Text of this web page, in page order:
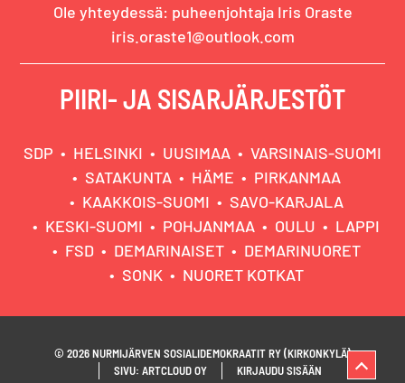
Ole yhteydessä: puheenjohtaja Iris Oraste
iris.oraste1@outlook.com
PIIRI- JA SISARJÄRJESTÖT
SDP HELSINKI UUSIMAA
VARSINAIS-SUOMI
SATAKUNTA
HÄME
PIRKANMAA
KAAKKOIS-SUOMI
SAVO-KARJALA
KESKI-SUOMI
POHJANMAA OULU
LAPPI
FSD
DEMARINAISET
DEMARINUORET
SONK
NUORET KOTKAT
© 2026 NURMIJÄRVEN SOSIALIDEMOKRAATIT RY (KIRKONKYLÄ)
SIVU: ARTCLOUD OY
KIRJAUDU SISÄÄN